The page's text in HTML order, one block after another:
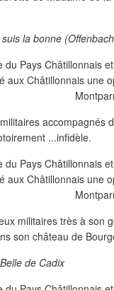
la bonne
accompagnés
...infidèle.
militaires très à son
son château de
de Cadix